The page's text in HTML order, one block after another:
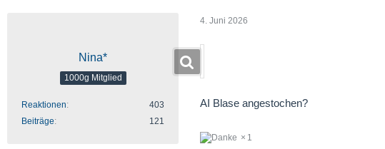
Nina*
1000g Mitglied
Reaktionen
403
Beiträge
121
4. Juni 2026
AI Blase angestochen?
1